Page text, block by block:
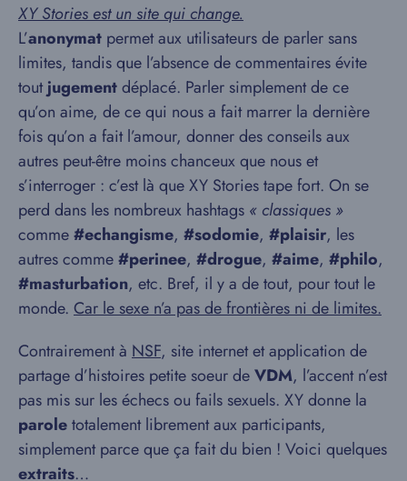
XY Stories est un site qui change.
L’anonymat permet aux utilisateurs de parler sans
limites, tandis que l’absence de commentaires évite
toutjugementdéplacé. Parler simplement de ce
qu’on aime, de ce qui nous a fait marrer la dernière
fois qu’on a fait l’amour, donner des conseils aux
autres peut-être moins chanceux que nous et
s’interroger : c’est là que XY Stories tape fort. On se
perd dans les nombreux hashtags « classiques »
comme#echangisme, #sodomie, #plaisir, les
autres comme#perinee, #drogue, #aime, #philo,
#masturbation, etc. Bref, il y a de tout, pour tout le
monde. Car le sexe n’a pas de frontières ni de limites.
Contrairement à NSF, site internet et application de
partage d’histoires petite soeur deVDM, l’accent n’est
pas mis sur les échecs ou fails sexuels. XY donne la
paroletotalement librement aux participants,
simplement parce que ça fait du bien ! Voici quelques
extraits…